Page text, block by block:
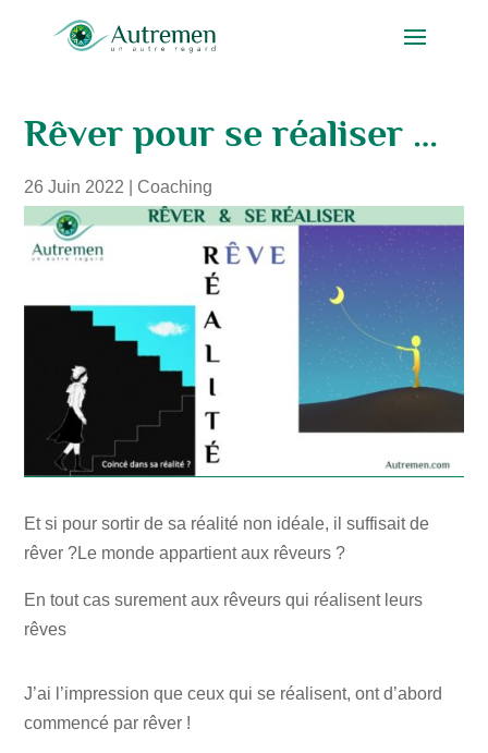
Rêver pour se réaliser …
26 Juin 2022 Coaching
Et si pour sortir de sa réalité non idéale, il suffisait de
rêver ?Le monde appartient aux rêveurs ?
En tout cas surement aux rêveurs qui réalisent leurs
rêves
J’ai l’impression que ceux qui se réalisent, ont d’abord
commencé par rêver !